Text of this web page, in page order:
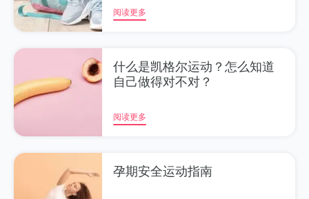
阅读更多
什么是凯格尔运动？怎么知道
自己做得对不对？
阅读更多
孕期安全运动指南